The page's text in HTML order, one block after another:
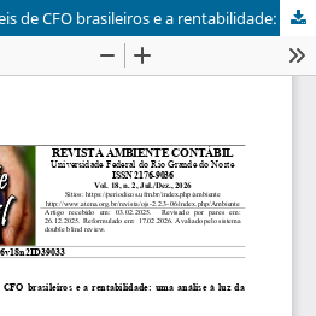
Características observáveis de CFO brasileiros e a rentabilidade: uma análise à luz da Teoria dos Altos Escalões